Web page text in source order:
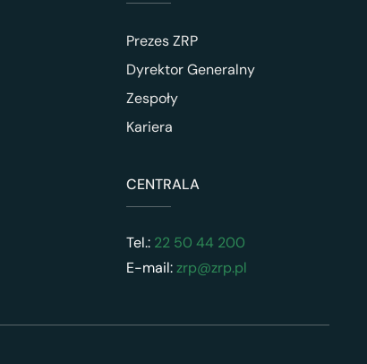
Prezes ZRP
Dyrektor Generalny
Zespoły
Kariera
CENTRALA
Tel.:22 50 44 200
E-mail:zrp@zrp.pl